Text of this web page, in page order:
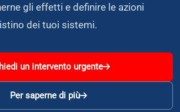
gli effetti e definire le azioni
dei tuoi sistemi.
un intervento urgente
Per saperne di più